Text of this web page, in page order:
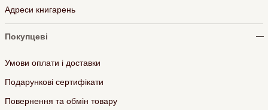
Адреси книгарень
Покупцеві
Умови оплати і доставки
Подарункові сертифікати
Повернення та обмін товару